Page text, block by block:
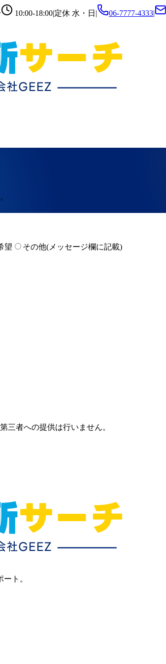
10:00-18:00|定休 水・日 | 06-7777-4333|
望
その他(メッセージ欄に記載)
三者への提供は行いません。
ト。